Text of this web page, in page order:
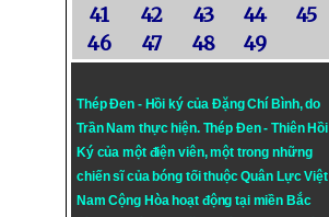
41
42 43 44
45
46
47 48 49
Thép Đen - Hồi ký của Đặng Chí Bình, do
Trần Nam thực hiện. Thép Đen- Thiên Hồi
Ký của một điện viên, một trong những
chiến sĩ của bóng tối thuộc Quân Lực Việt
Nam Cộng Hòa hoạt động tại miền Bắc